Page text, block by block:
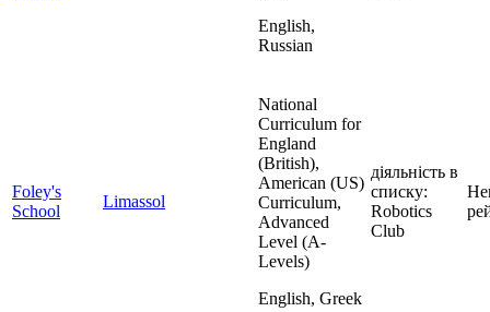
English,
Russian
Foley's
School
Limassol
National
Curriculum for
England
(British),
American (US)
Curriculum,
Advanced
Level (A-
Levels)
English, Greek
діяльність в
списку:
Robotics
Club